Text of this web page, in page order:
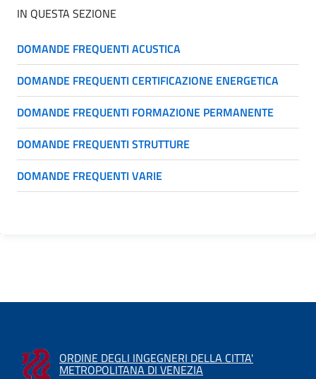
IN QUESTA SEZIONE
DOMANDE FREQUENTI ACUSTICA
DOMANDE FREQUENTI CERTIFICAZIONE ENERGETICA
DOMANDE FREQUENTI FORMAZIONE PERMANENTE
DOMANDE FREQUENTI STRUTTURE
DOMANDE FREQUENTI VARIE
ORDINE DEGLI INGEGNERI DELLA CITTA'
METROPOLITANA DI VENEZIA